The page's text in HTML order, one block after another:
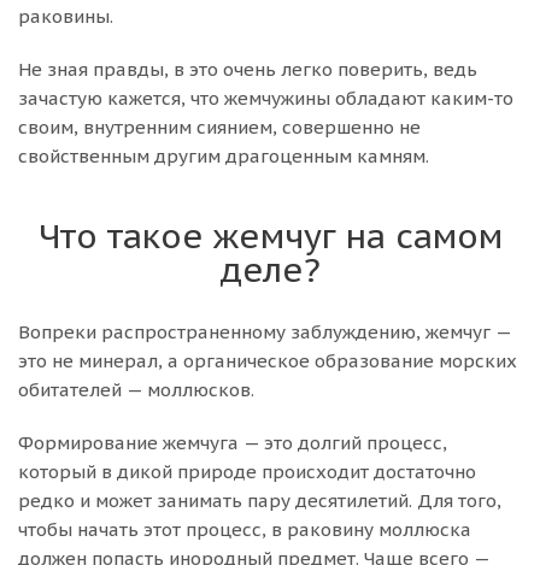
раковины.
Не зная правды, в это очень легко поверить, ведь
зачастую кажется, что жемчужины обладают каким-то
своим, внутренним сиянием, совершенно не
свойственным другим драгоценным камням.
Что такое жемчуг на самом
деле?
Вопреки распространенному заблуждению, жемчуг —
это не минерал, а органическое образование морских
обитателей — моллюсков.
Формирование жемчуга — это долгий процесс,
который в дикой природе происходит достаточно
редко и может занимать пару десятилетий. Для того,
чтобы начать этот процесс, в раковину моллюска
должен попасть инородный предмет. Чаще всего —